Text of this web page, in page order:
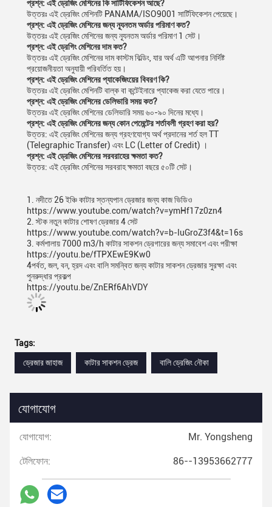
প্রশ্ন: এই ড্রেজিং মেশিনের কি সার্টিফিকেশন আছে?
উত্তরঃ এই ড্রেজিং মেশিনটি PANAMA/ISO9001 সার্টিফিকেশন পেয়েছে।
প্রশ্ন: এই ড্রেজিং মেশিনের জন্য ন্যূনতম অর্ডার পরিমাণ কত?
উত্তরঃ এই ড্রেজিং মেশিনের জন্য ন্যূনতম অর্ডার পরিমাণ 1 সেট।
প্রশ্ন: এই ড্রেগিং মেশিনের দাম কত?
উত্তরঃ এই ড্রেজিং মেশিনের দাম কাস্টম বিল্ডিং, যার অর্থ এটি আপনার নির্দিষ্ট
প্রয়োজনীয়তা অনুযায়ী পরিবর্তিত হয়।
প্রশ্ন: এই ড্রেজিং মেশিনের প্যাকেজিংয়ের বিবরণ কি?
উত্তরঃ এই ড্রেজিং মেশিনটি বাল্ক বা কন্টেইনারে প্যাকেজ করা যেতে পারে।
প্রশ্ন: এই ড্রেজিং মেশিনের ডেলিভারি সময় কত?
উত্তরঃ এই ড্রেজিং মেশিনের ডেলিভারি সময় ৬০-৯০ দিনের মধ্যে।
প্রশ্ন: এই ড্রেজিং মেশিনের জন্য কোন পেমেন্টের শর্তাবলী গ্রহণ করা হয়?
উত্তর: এই ড্রেজিং মেশিনের জন্য গ্রহণযোগ্য অর্থ প্রদানের শর্ত হল TT
(Telegraphic Transfer) এবং LC (Letter of Credit) ।
প্রশ্ন: এই ড্রেজিং মেশিনের সরবরাহের ক্ষমতা কত?
উত্তর: এই ড্রেজিং মেশিনের সরবরাহ ক্ষমতা বছরে ৫০টি সেট।
1. নদীতে 26 ইঞ্চি কাটার স্তন্যপান ড্রেজার জন্য কাজ ভিডিও
https://www.youtube.com/watch?v=ymHf17z0zn4
2. স্টক নতুন কাটার শোষণ ড্রেজার 4 সেট
https://www.youtube.com/watch?v=b-IuGroZ3f4&t=16s
3. কর্মশালায় 7000 m3/h কাটার সাকশন ড্রেগারের জন্য সমাবেশ এবং পরীক্ষা
https://youtu.be/fTPXEwE9Kw0
4পর্বত, জল, বন, হ্রদ এবং বালি সমন্বিত জন্য কাটার সাকশন ড্রেজার সুরক্ষা এবং
পুনরুদ্ধার প্রকল্প
https://youtu.be/ZnERf6AhVDY
Tags:
ড্রেজার জাহাজ
কাটার সাকশন ড্রেজ বালি ড্রেজিং নৌকা
যোগাযোগ
যোগাযোগ: Mr. Yongsheng
টেলিফোন: 86--13953662777